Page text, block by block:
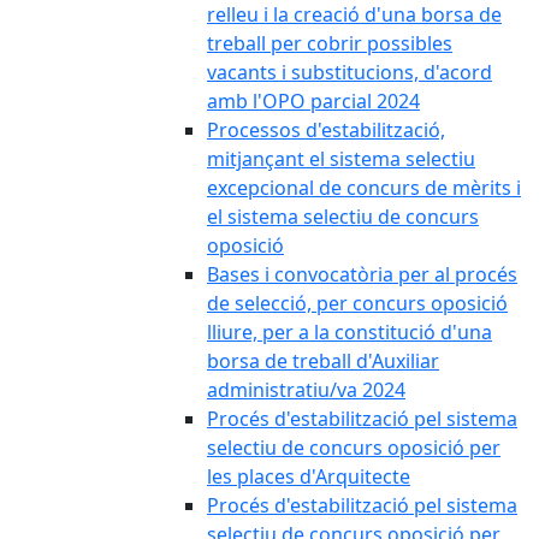
relleu i la creació d'una borsa de
treball per cobrir possibles
vacants i substitucions, d'acord
amb l'OPO parcial 2024
Processos d'estabilització,
mitjançant el sistema selectiu
excepcional de concurs de mèrits i
el sistema selectiu de concurs
oposició
Bases i convocatòria per al procés
de selecció, per concurs oposició
lliure, per a la constitució d'una
borsa de treball d'Auxiliar
administratiu/va 2024
Procés d'estabilització pel sistema
selectiu de concurs oposició per
les places d'Arquitecte
Procés d'estabilització pel sistema